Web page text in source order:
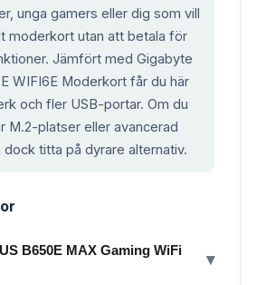
unga gamers eller dig som vill
moderkort utan att betala för
Jämfört med Gigabyte
WIFI6E Moderkort får du här
och fler USB-portar. Om du
M.2-platser eller avancerad
dock titta på dyrare alternativ.
B650E MAX Gaming WiFi
▾